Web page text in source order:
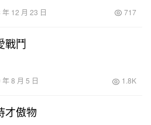
12 月 23 日 717
戰鬥
8 月 5 日 1.8K
才傲物